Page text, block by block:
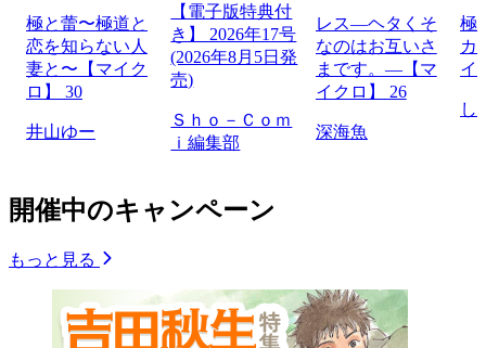
極と蕾〜極道と
恋を知らない人
妻と〜【マイク
ロ】 30
井山ゆー
【電子版特典付
き】 2026年17号
(2026年8月5日発
売)
Ｓｈｏ－Ｃｏｍ
ｉ編集部
レス―ヘタくそ
なのはお互いさ
まです。―【マ
イクロ】 26
深海魚
極
カ
イ
し
開催中のキャンペーン
もっと見る